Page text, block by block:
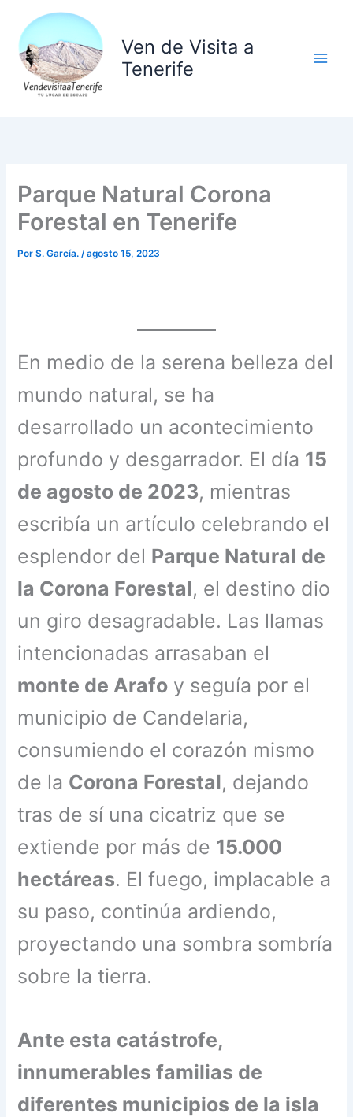
contenido
Ven de Visita a
Tenerife
Parque Natural Corona
Forestal en Tenerife
PorS. García./agosto 15, 2023
En medio de la serena belleza del
mundo natural, se ha
desarrollado un acontecimiento
profundo y desgarrador. El día 15
de agosto de 2023, mientras
escribía un artículo celebrando el
esplendor del Parque Natural de
la Corona Forestal, el destino dio
un giro desagradable. Las llamas
intencionadas arrasaban el
monte de Arafo y seguía por el
municipio de Candelaria,
consumiendo el corazón mismo
de la Corona Forestal, dejando
tras de sí una cicatriz que se
extiende por más de 15.000
hectáreas. El fuego, implacable a
su paso, continúa ardiendo,
proyectando una sombra sombría
sobre la tierra.
Ante esta catástrofe,
innumerables familias de
diferentes municipios de la isla